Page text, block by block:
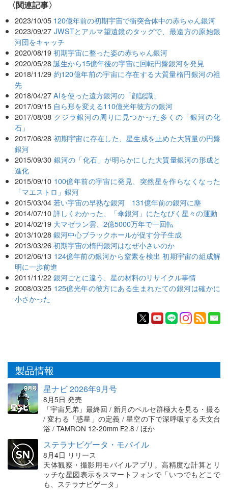
関連記事
2023/10/05 120億年前の初期宇宙で衝突合体中の赤ちゃん銀河
2023/09/27 JWSTとアルマ望遠鏡のタッグで、最遠方の原始銀
河団をキャッチ
2020/08/19 初期宇宙に整った姿の赤ちゃん銀河
2020/05/28 誕生から15億年後の宇宙に回転円盤銀河を発見
2018/11/29 約120億年前の宇宙に存在する大質量楕円銀河の祖
先
2018/04/27 AIを使った遠方銀河の「顔認識」
2017/09/15 自ら形を変える110億光年彼方の銀河
2017/08/08 クジラ銀河の周りに見つかった多くの「銀河の化
石」
2017/06/28 初期宇宙に存在した、星生成を止めた大質量の円盤
銀河
2015/09/30 銀河の「化石」が明らかにした大質量銀河の形成と
進化
2015/09/10 100億年前の宇宙に発見、突然星を作らなくなった
「マエストロ」銀河
2015/03/04 若い宇宙の早熟な銀河 131億年前の銀河に塵
2014/07/10 詳しくわかった、「傘銀河」にたなびく星々の運動
2014/02/19 大マゼラン雲、2億5000万年で一回転
2013/10/28 銀河中心ブラックホールが促す分子生成
2013/03/26 初期宇宙の楕円銀河はなぜ小さいのか
2012/06/13 124億年前の銀河から窒素を検出 初期宇宙の組成解
明に一歩前進
2011/11/22 銀河ごとに違う、星の材料のリサイクル事情
2008/03/25 125億光年の彼方にある生まれたての銀河は確かに
小さかった
製品情報
星ナビ 2026年9月号
8月5日 発売
「宇宙兄弟」最終回 / 新月のペルセ群極大を見る・撮る
/ 変わる「惑星」の定義 / 星空の下で深呼吸する天文台
浴 / TAMRON 12-20mm F2.8 / ほか
ステラナビゲータ・モバイル
8月4日 リリース
天体観察・撮影用モバイルアプリ。高精度な計算とリ
ッチな星図表示をスマートフォンで「いつでもどこで
も、ステラナビゲータ」